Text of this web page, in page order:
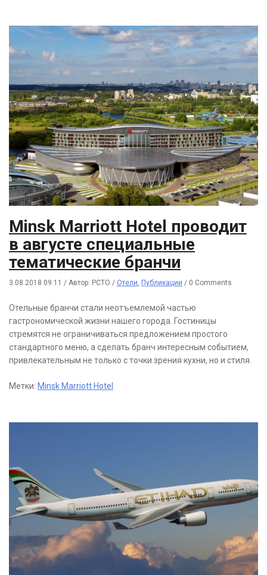
Minsk Marriott Hotel проводит
в августе специальные
тематические бранчи
3.08.2018 09:11 / Автор: РСТО / Отели, Публикации / 0 Comments
Отельные бранчи стали неотъемлемой частью
гастрономической жизни нашего города. Гостиницы
стремятся не ограничиваться предложением простого
стандартного меню, а сделать бранч интересным событием,
привлекательным не только с точки зрения кухни, но и стиля.
Метки: Minsk Marriott Hotel